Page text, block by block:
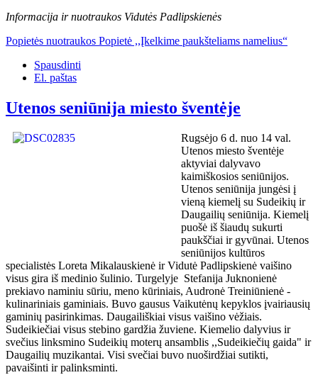
Informacija ir nuotraukos Vidutės Padlipskienės
Popietės nuotraukos Popietė ,,Įkelkime paukšteliams namelius“
Spausdinti
El. paštas
Utenos seniūnija miesto šventėje
Rugsėjo 6 d. nuo 14 val.
Utenos miesto šventėje
aktyviai dalyvavo
kaimiškosios seniūnijos.
Utenos seniūnija jungėsi į
vieną kiemelį su Sudeikių ir
Daugailių seniūnija. Kiemelį
puošė iš šiaudų sukurti
paukščiai ir gyvūnai. Utenos
seniūnijos kultūros
specialistės Loreta Mikalauskienė ir Vidutė Padlipskienė vaišino
visus gira iš medinio šulinio. Turgelyje Stefanija Juknonienė
prekiavo naminiu sūriu, meno kūriniais, Audronė Treiniūnienė -
kulinariniais gaminiais. Buvo gausus Vaikutėnų kepyklos įvairiausių
gaminių pasirinkimas. Daugailiškiai visus vaišino vėžiais.
Sudeikiečiai visus stebino gardžia žuviene. Kiemelio dalyvius ir
svečius linksmino Sudeikių moterų ansamblis ,,Sudeikiečių gaida" ir
Daugailių muzikantai. Visi svečiai buvo nuoširdžiai sutikti,
pavaišinti ir palinksminti.